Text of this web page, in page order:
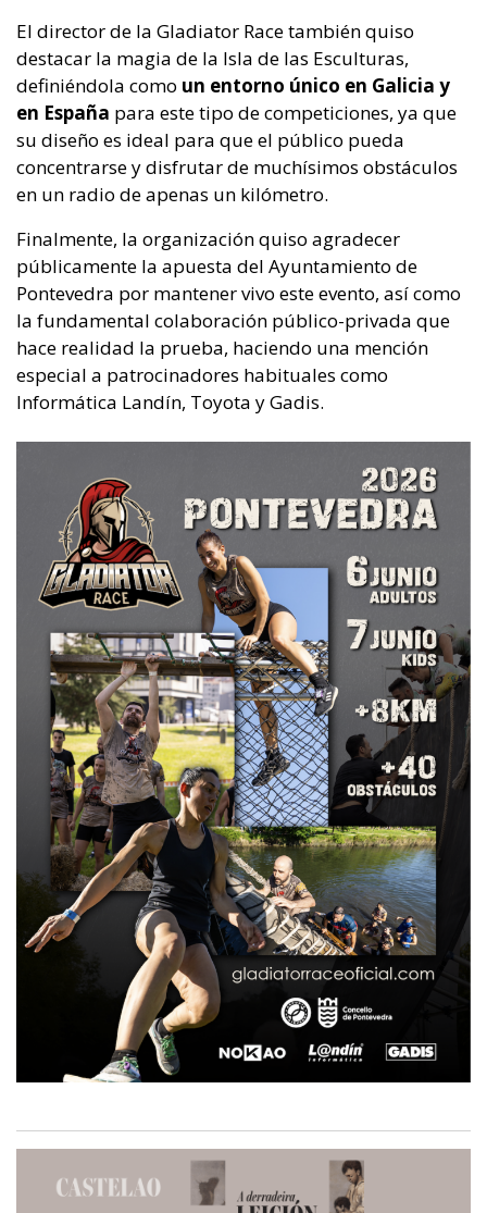
El director de la Gladiator Race también quiso
destacar la magia de la Isla de las Esculturas,
definiéndola como un entorno único en Galicia y
en España para este tipo de competiciones, ya que
su diseño es ideal para que el público pueda
concentrarse y disfrutar de muchísimos obstáculos
en un radio de apenas un kilómetro.
Finalmente, la organización quiso agradecer
públicamente la apuesta del Ayuntamiento de
Pontevedra por mantener vivo este evento, así como
la fundamental colaboración público-privada que
hace realidad la prueba, haciendo una mención
especial a patrocinadores habituales como
Informática Landín, Toyota y Gadis.